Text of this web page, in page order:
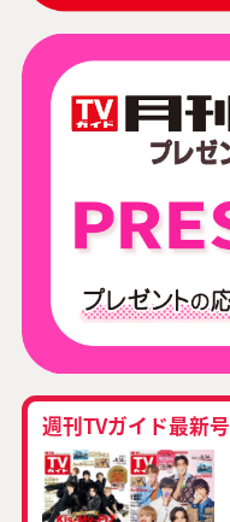
週刊TVガイド最新号